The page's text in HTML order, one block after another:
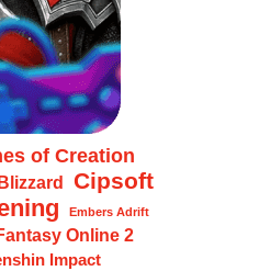
of Creation
Cipsoft
Embers Adrift
Online 2
Impact